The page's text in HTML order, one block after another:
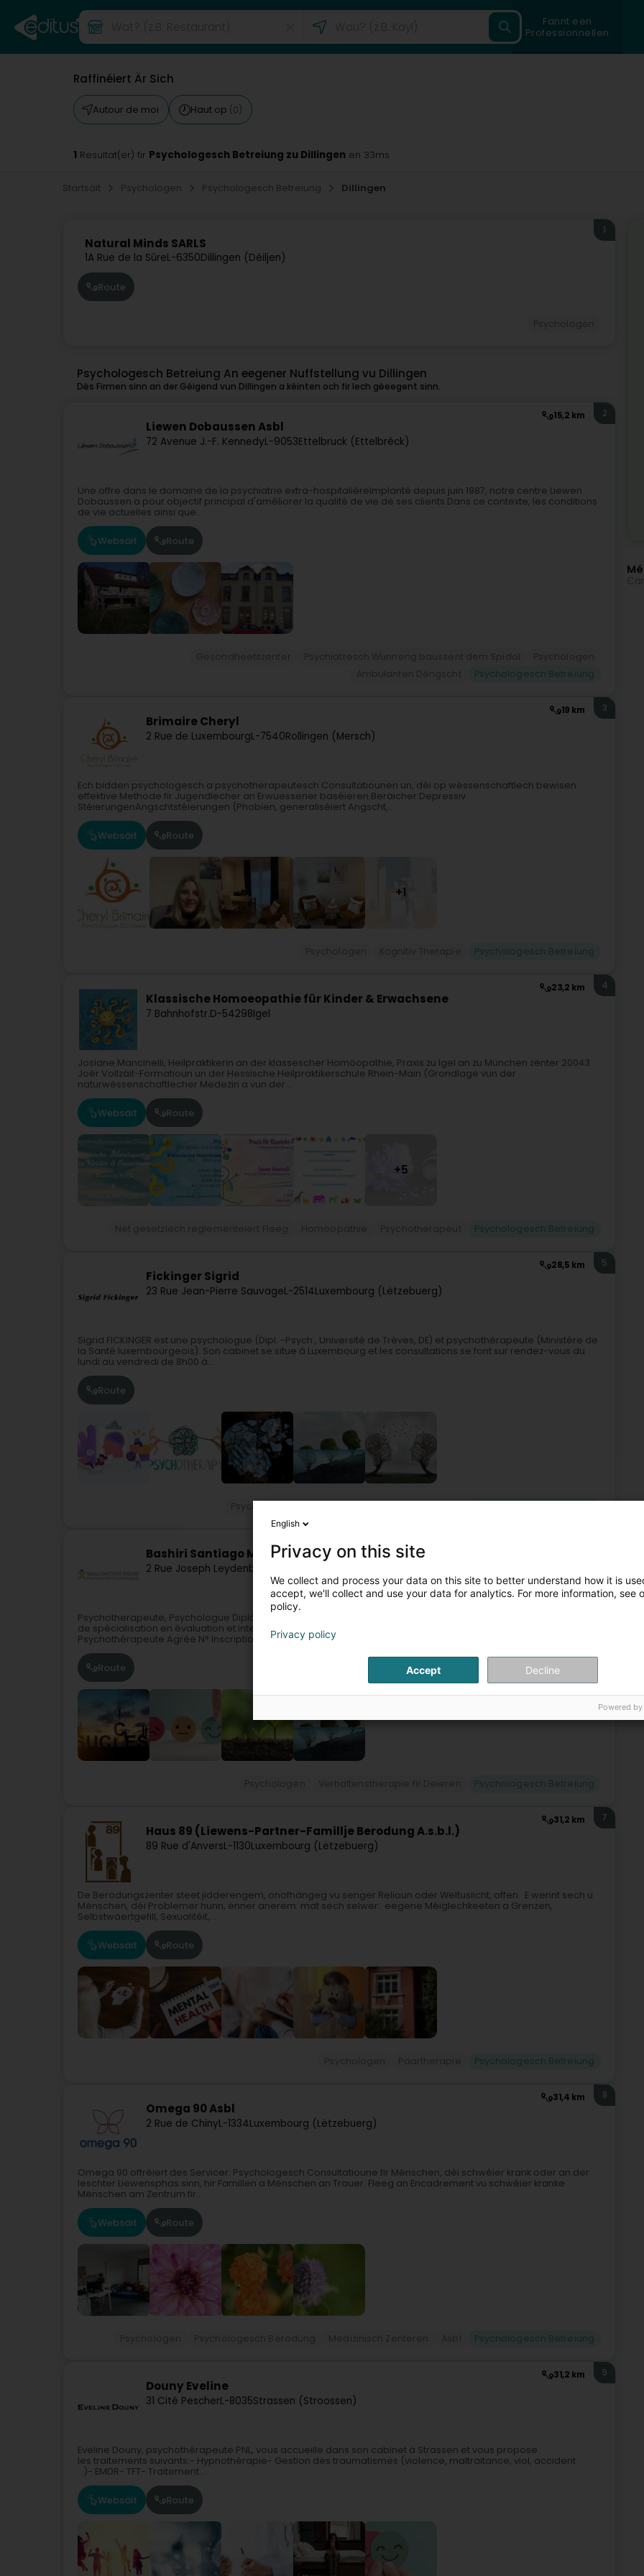
Fannt een
Professionnellen
Raffinéiert Är Sich
Autour de moi Haut op (0)
1 Resultat(er) fir Psychologesch Betreiung zu Dillingen en 33ms
Startsäit Psychologen Psychologesch Betreiung Dillingen
Natural Minds SARLS
1A Rue de la SûreL-6350Dillingen (Déiljen)
1
Route
Psychologesch Betreiung An eegener Nuffstellung vu Dillingen
Dës Firmen sinn an der Géigend vun Dillingen a kéinten och fir Iech gëeegent sinn.
15,2 km
Liewen Dobaussen Asbl
72 Avenue J.-F. KennedyL-9053Ettelbruck (Ettelbréck)
2
Une offre dans le domaine de la psychiatrie extra-hospitalièreImplanté depuis juin 1987, notre centre Liewen
Dobaussen a pour objectif principal d'améliorer la qualité de vie de ses clients.Dans ce contexte, les conditions
de vie actuelles ainsi que...
Websäit Route
19 km
Brimaire Cheryl
2 Rue de LuxembourgL-7540Rollingen (Mersch)
3
Ech bidden psychologesch a psychotherapeutesch Consultatiounen un, déi op wëssenschaftlech bewisen
effektive Methode fir Jugendlecher an Erwuessener baséieren.Beräicher:Depressiv
StéierungenAngschtstéierungen (Phobien, generaliséiert Angscht,...
Websäit Route
+1
23,2 km
Klassische Homoeopathie für Kinder & Erwachsene
7 Bahnhofstr.D-54298Igel
4
Josiane Mancinelli, Heilpraktikerin an der klassescher Homöopathie, Praxis zu Igel an zu München zënter 20043
Joër Vollzäit-Formatioun un der Hessische Heilpraktikerschule Rhein-Main (Grondlage vun der
naturwëssenschaftlecher Medezin a vun der...
Websäit Route
+5
28,5 km
Fickinger Sigrid
23 Rue Jean-Pierre SauvageL-2514Luxembourg (Lëtzebuerg)
5
Sigrid FICKINGER est une psychologue (Dipl. -Psych., Université de Trèves, DE) et psychothérapeute (Ministère de
la Santé luxembourgeois). Son cabinet se situe à Luxembourg et les consultations se font sur rendez-vous du
lundi au vendredi de 8h00 à...
Route
Psychologen
Bashiri Santiago Marisol
2 Rue Joseph Leydenbach
Psychotherapeute, Psychologue Diplômée. Formée en Psychologie en 2007. Master en Psychothérapie, Master
de spécialisation en évaluation et intervention psychologique - psychothérapie. Formée EMDR,
Psychothérapeute Agrée N° Inscription 2019/5429,En...
Route
31,2 km
Haus 89 (Liewens-Partner-Famillje Berodung A.s.b.l.)
89 Rue d'AnversL-1130Luxembourg (Lëtzebuerg)
7
De Berodungszenter steet jidderengem, onofhängeg vu senger Relioun oder Weltusiicht, offen. E wennt sech u
Mënschen, déi Problemer hunn, ënner anerem: mat sech selwer: eegene Méiglechkeeten a Grenzen,
Selbstwäertgefill, Sexualitéit,...
Websäit Route
31,4 km
Omega 90 Asbl
2 Rue de ChinyL-1334Luxembourg (Lëtzebuerg)
8
Omega 90 offréiert des Servicer: Psychologesch Consultatioune fir Mënschen, déi schwéier krank oder an der
leschter Liewensphas sinn, hir Famillen a Mënschen an Trauer. Fleeg an Encadrement vu schwéier kranke
Mënschen am Zentrum fir...
Websäit Route
31,2 km
Douny Eveline
31 Cité PescherL-8035Strassen (Stroossen)
9
Eveline Douny, psychothérapeute PNL, vous accueille dans son cabinet à Strassen et vous propose
les traitements suivants:- Hypnothérapie- Gestion des traumatismes (violence, maltraitance, viol, accident
...)- EMDR- TFT- Traitement...
Websäit Route
English
Privacy on this site
We collect and process your data on this site to better understand how it is
accept, we'll collect and use your data for analytics. For more information, see
policy.
Privacy policy
Accept Decline
Powered by